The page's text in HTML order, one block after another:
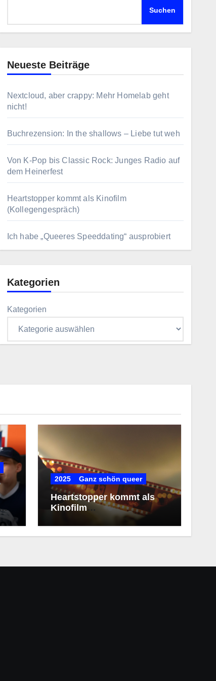
Suchen
Neueste Beiträge
Nextcloud, aber crappy: Mehr Homelab geht
nicht!
Buchrezension: In the shallows – Liebe tut weh
Von K-Pop bis Classic Rock: Junges Radio auf
dem Heinerfest
Heartstopper kommt als Kinofilm
(Kollegengespräch)
Ich habe „Queeres Speeddating“ ausprobiert
Kategorien
Kategorien
2025 Ganz schön queer
Heartstopper kommt als
Kinofilm
(Kollegengespräch)